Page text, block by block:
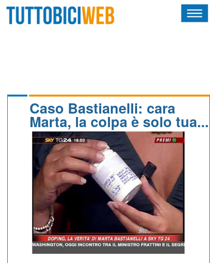
CALENDARIO
ALBI D'ORO
NEWSLETTER
Caso Bastianelli: cara
Marta, la colpa è solo tua...